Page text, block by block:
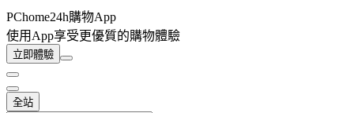
PChome24h購物App
使用App享受更優質的購物體驗
立即體驗
全站